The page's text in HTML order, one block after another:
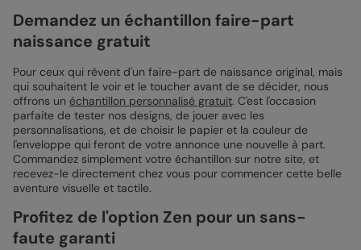
Demandez un échantillon faire-part
naissance gratuit
Pour ceux qui rêvent d'un faire-part de naissance original, mais
qui souhaitent le voir et le toucher avant de se décider, nous
offrons un échantillon personnalisé gratuit. C'est l'occasion
parfaite de tester nos designs, de jouer avec les
personnalisations, et de choisir le papier et la couleur de
l'enveloppe qui feront de votre annonce une nouvelle à part.
Commandez simplement votre échantillon sur notre site, et
recevez-le directement chez vous pour commencer cette belle
aventure visuelle et tactile.
Profitez de l'option Zen pour un sans-
faute garanti